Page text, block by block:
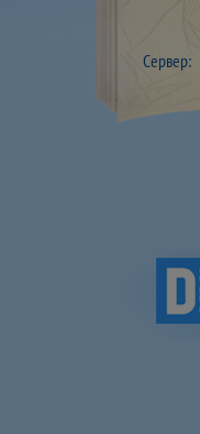
Сервер: